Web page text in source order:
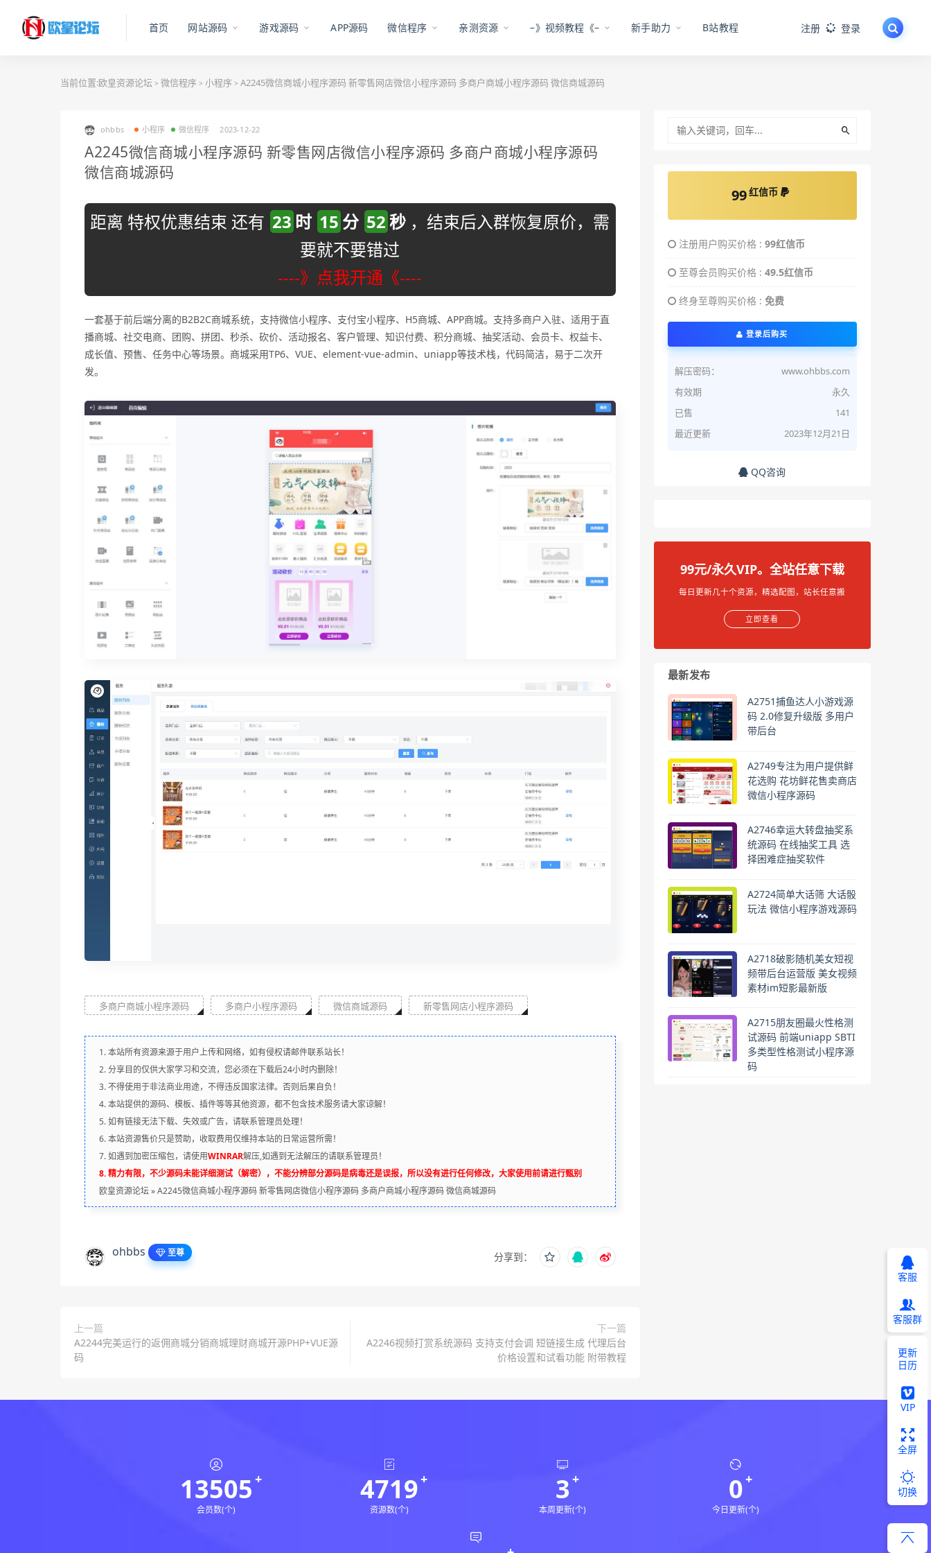
首页 网站源码 游戏源码 APP源码 微信程序 亲测资源 –》视频教程《– 新手助力 B站教程 注册 登录
当前位置:欧皇资源论坛 > 微信程序 > 小程序 > A2245微信商城小程序源码 新零售网店微信小程序源码 多商户商城小程序源码 微信商城源码
ohbbs 小程序 微信程序 2023-12-22
A2245微信商城小程序源码 新零售网店微信小程序源码 多商户商城小程序源码
微信商城源码
距离 特权优惠结束 还有 23 时 15 分 52秒 ，结束后入群恢复原价，需
要就不要错过
----》点我开通《----
一套基于前后端分离的B2B2C商城系统，支持微信小程序、支付宝小程序、H5商城、APP商城。支持多商户入驻、适用于直
播商城、社交电商、团购、拼团、秒杀、砍价、活动报名、客户管理、知识付费、积分商城、抽奖活动、会员卡、权益卡、
成长值、预售、任务中心等场景。商城采用TP6、VUE、element-vue-admin、uniapp等技术栈，代码简洁，易于二次开
发。
多商户商城小程序源码 多商户小程序源码 微信商城源码 新零售网店小程序源码
1. 本站所有资源来源于用户上传和网络，如有侵权请邮件联系站长！
2. 分享目的仅供大家学习和交流，您必须在下载后24小时内删除！
3. 不得使用于非法商业用途，不得违反国家法律。否则后果自负！
4. 本站提供的源码、模板、插件等等其他资源，都不包含技术服务请大家谅解！
5. 如有链接无法下载、失效或广告，请联系管理员处理！
6. 本站资源售价只是赞助，收取费用仅维持本站的日常运营所需！
7. 如遇到加密压缩包，请使用WINRAR解压,如遇到无法解压的请联系管理员！
8. 精力有限，不少源码未能详细测试（解密），不能分辨部分源码是病毒还是误报，所以没有进行任何修改，大家使用前请进行甄别
欧皇资源论坛»A2245微信商城小程序源码 新零售网店微信小程序源码 多商户商城小程序源码 微信商城源码
ohbbs 至尊 分享到：
上一篇
A2244完美运行的返佣商城分销商城理财商城开源PHP+VUE源
码
下一篇
A2246视频打赏系统源码 支持支付会调 短链接生成 代理后台
价格设置和试看功能 附带教程
99红信币
注册用户购买价格 : 99红信币
至尊会员购买价格 : 49.5红信币
终身至尊购买价格 : 免费
登录后购买
解压密码：
www.ohbbs.com
有效期
永久
已售
141
最近更新
2023年12月21日
QQ咨询
99元/永久VIP。全站任意下载
每日更新几十个资源，精选配图，站长任意搬
立即查看
最新发布
A2751捕鱼达人小游戏源
码 2.0修复升级版 多用户
带后台
A2749专注为用户提供鲜
花选购 花坊鲜花售卖商店
微信小程序源码
A2746幸运大转盘抽奖系
统源码 在线抽奖工具 选
择困难症抽奖软件
A2724简单大话筛 大话骰
玩法 微信小程序游戏源码
A2718破影随机美女短视
频带后台运营版 美女视频
素材im短影最新版
A2715朋友圈最火性格测
试源码 前端uniapp SBTI
多类型性格测试小程序源
码
13505
会员数(个)
4719
资源数(个)
3
本周更新(个)
0
今日更新(个)
客服
客服群
更新
日历
VIP
全屏
切换